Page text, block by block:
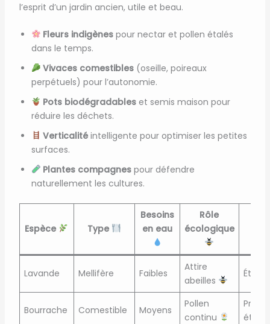
l’esprit d’un jardin ancien, utile et beau.
Fleurs indigènes pour nectar et pollen étalés
dans le temps.
Vivaces comestibles (oseille, poireaux
perpétuels) pour l’autonomie.
Pots biodégradables et semis maison pour
réduire les déchets.
Verticalité intelligente pour optimiser les petites
surfaces.
Plantes compagnes pour défendre
naturellement les cultures.
Espèce Type
Besoins
en eau
Rôle
écologique
Lavande Mellifère Faibles
Attire
abeilles
Été
Bourrache Comestible Moyens
Pollen
continu
été